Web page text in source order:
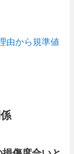
由から規準値